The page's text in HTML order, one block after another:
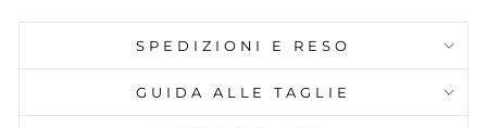
SPEDIZIONI E RESO
GUIDA ALLE TAGLIE